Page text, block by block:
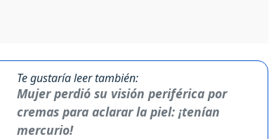
Te gustaría leer también:
Mujer perdió su visión periférica por
cremas para aclarar la piel: ¡tenían
mercurio!